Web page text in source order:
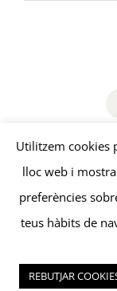
© Copyright2026
privacitat
-
Utilitzem cookies
lloc web i
preferències
teus hàbits de
REBUTJAR